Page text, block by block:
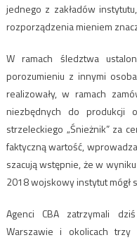
jednego z zakładów
rozporządzenia mieniem
W ramach śledztwa
porozumieniu z innymi
realizowały, w ramach
niezbędnych do produkcji
strzeleckiego „Śnieżnik” za
faktyczną wartość,
szacują wstępnie, że w
2018 wojskowy instytut mógł
Agenci CBA zatrzymali
Warszawie i okolicach